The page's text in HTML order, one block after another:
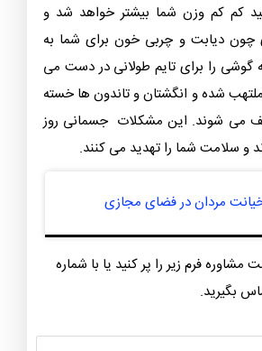
کم کم وزن شما بیشتر خواهد شد و
چون دیابت و چربی خون برای شما به
گوشی را برای تایم طولانی در دست می
شده و انگشتان و تاندون ها خسته
می شوند. این مشکلات جسمانی روز
و سلامت شما را تهدید می کنند.
مردان در فضای مجازی
فرم زیر را پر کنید یا با شماره